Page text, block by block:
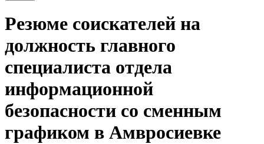
Резюме соискателей на
должность главного
специалиста отдела
информационной
безопасности со сменным
графиком в Амвросиевке